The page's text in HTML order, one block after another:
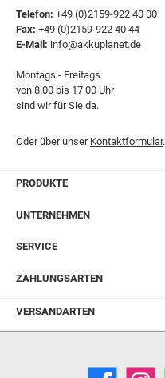
Telefon: +49 (0)2159-922 40 00
Fax: +49 (0)2159-922 40 44
E-Mail: info@akkuplanet.de
Montags - Freitags
von 8.00 bis 17.00 Uhr
sind wir für Sie da.
Oder über unser Kontaktformular.
PRODUKTE
UNTERNEHMEN
SERVICE
ZAHLUNGSARTEN
VERSANDARTEN